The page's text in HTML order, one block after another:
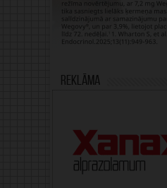
Reklāma